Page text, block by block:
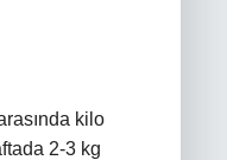
kilo
2-3 kg